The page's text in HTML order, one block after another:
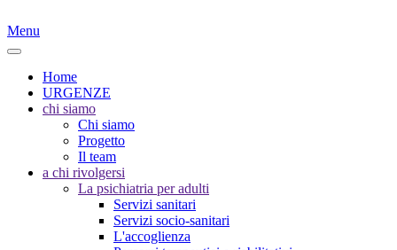
Menu
Home
URGENZE
chi siamo
Chi siamo
Progetto
Il team
a chi rivolgersi
La psichiatria per adulti
Servizi sanitari
Servizi socio-sanitari
L'accoglienza